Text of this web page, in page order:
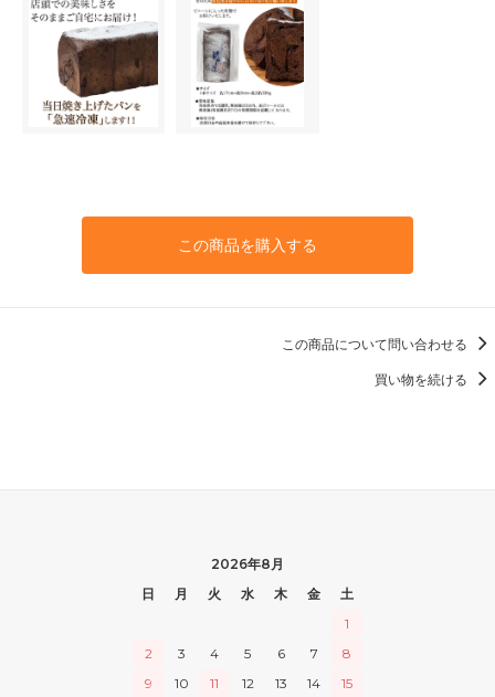
この商品を購入する
この商品について問い合わせる
買い物を続ける
2026年8月
日
月 火 水 木 金
土
1
2
3 4 5 6 7
8
9
10 11 12 13 14
15